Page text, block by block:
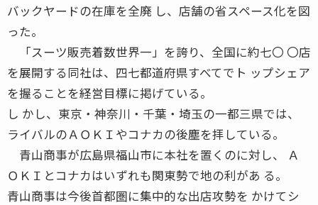
バックヤードの在庫を全廃 し、店舗の省スペース化を図
った。
「スーツ販売着数世界一」を誇り、全国に約七〇 〇店
を展開する同社は、四七都道府県すべてでト ップシェア
を握ることを経営目標に掲げている。
し かし、東京・神奈川・千葉・埼玉の一都三県では、
ライバルのＡＯＫＩやコナカの後塵を拝している。
青山商事が広島県福山市に本社を置くのに対し、 Ａ
ＯＫＩとコナカはいずれも関東勢で地の利があ る。
青山商事は今後首都圏に集中的な出店攻勢を かけてシ